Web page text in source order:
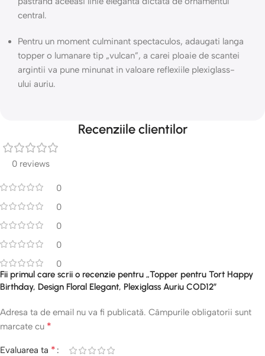
central.
Pentru un moment culminant spectaculos, adaugati langa
topper o lumanare tip „vulcan”, a carei ploaie de scantei
argintii va pune minunat in valoare reflexiile plexiglass-
ului auriu.
Recenziile clientilor
0 reviews
0
0
0
0
0
Fii primul care scrii o recenzie pentru „Topper pentru Tort Happy
Birthday, Design Floral Elegant, Plexiglass Auriu COD12”
Adresa ta de email nu va fi publicată. Câmpurile obligatorii sunt
marcate cu *
Evaluarea ta *